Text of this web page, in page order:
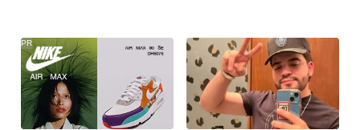
PR